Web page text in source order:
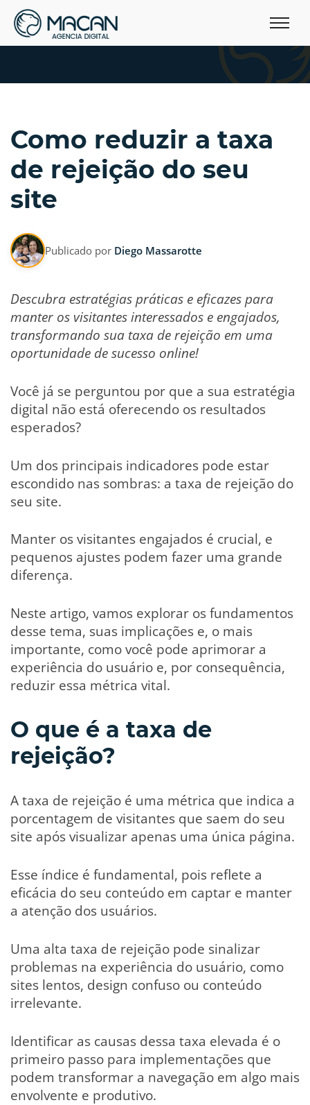
Como reduzir a taxa
de rejeição do seu
site
Publicado por Diego Massarotte
Descubra estratégias práticas e eficazes para
manter os visitantes interessados e engajados,
transformando sua taxa de rejeição em uma
oportunidade de sucesso online!
Você já se perguntou por que a sua estratégia
digital não está oferecendo os resultados
esperados?
Um dos principais indicadores pode estar
escondido nas sombras: a taxa de rejeição do
seu site.
Manter os visitantes engajados é crucial, e
pequenos ajustes podem fazer uma grande
diferença.
Neste artigo, vamos explorar os fundamentos
desse tema, suas implicações e, o mais
importante, como você pode aprimorar a
experiência do usuário e, por consequência,
reduzir essa métrica vital.
O que é a taxa de
rejeição?
A taxa de rejeição é uma métrica que indica a
porcentagem de visitantes que saem do seu
site após visualizar apenas uma única página.
Esse índice é fundamental, pois reflete a
eficácia do seu conteúdo em captar e manter
a atenção dos usuários.
Uma alta taxa de rejeição pode sinalizar
problemas na experiência do usuário, como
sites lentos, design confuso ou conteúdo
irrelevante.
Identificar as causas dessa taxa elevada é o
primeiro passo para implementações que
podem transformar a navegação em algo mais
envolvente e produtivo.